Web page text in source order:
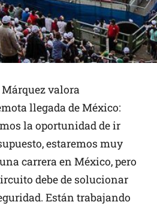
valora
llegada de México:
la oportunidad de ir
estaremos muy
carrera en México, pero
debe de solucionar
Están trabajando